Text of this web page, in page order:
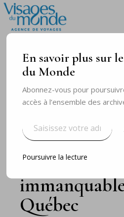
NOV 30 th NOS
Voyage et
Québec
En savoir plus sur
du Monde
Abonnez-vous pour
accès à l’ensemble des
votre
adresse
e-
Poursuivre la lecture